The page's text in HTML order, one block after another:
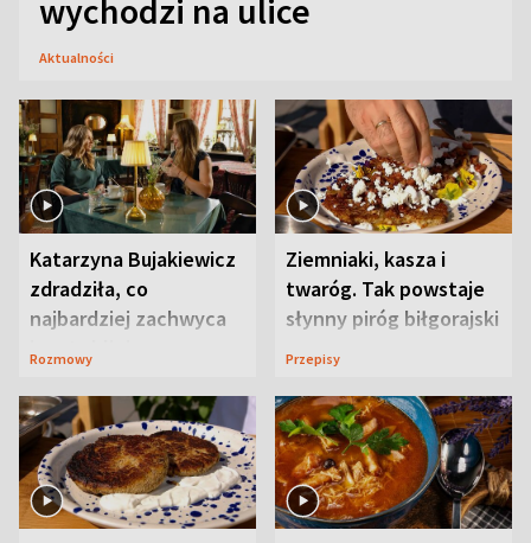
wychodzi na ulice
Aktualności
Katarzyna Bujakiewicz
zdradziła, co
najbardziej zachwyca
ją w Lublinie
Rozmowy
Ziemniaki, kasza i
twaróg. Tak powstaje
słynny piróg biłgorajski
Przepisy